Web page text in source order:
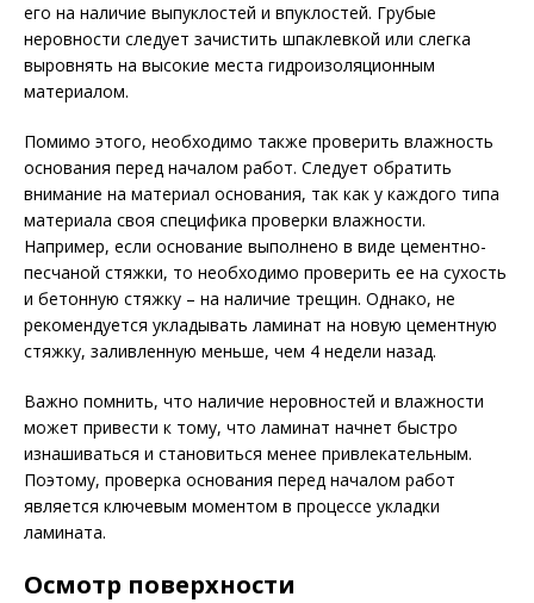
его на наличие выпуклостей и впуклостей. Грубые
неровности следует зачистить шпаклевкой или слегка
выровнять на высокие места гидроизоляционным
материалом.
Помимо этого, необходимо также проверить влажность
основания перед началом работ. Следует обратить
внимание на материал основания, так как у каждого типа
материала своя специфика проверки влажности.
Например, если основание выполнено в виде цементно-
песчаной стяжки, то необходимо проверить ее на сухость
и бетонную стяжку – на наличие трещин. Однако, не
рекомендуется укладывать ламинат на новую цементную
стяжку, заливленную меньше, чем 4 недели назад.
Важно помнить, что наличие неровностей и влажности
может привести к тому, что ламинат начнет быстро
изнашиваться и становиться менее привлекательным.
Поэтому, проверка основания перед началом работ
является ключевым моментом в процессе укладки
ламината.
Осмотр поверхности